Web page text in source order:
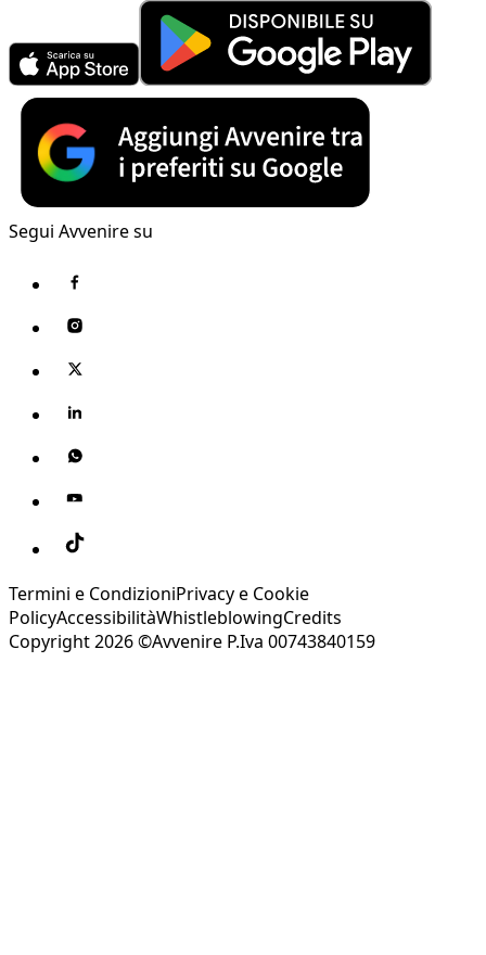
Segui Avvenire su
Termini e CondizioniPrivacy e Cookie
PolicyAccessibilitàWhistleblowingCredits
Copyright 2026 ©Avvenire P.Iva 00743840159